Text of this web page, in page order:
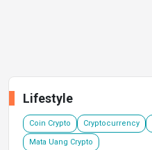
Lifestyle
Coin Crypto Cryptocurrency
Mata Uang Crypto